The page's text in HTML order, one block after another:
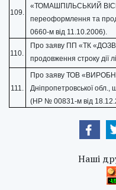
109.
«ТОМАШПІЛЬСЬКИЙ
переоформлення та
0660-м від 11.10.2006).
110.
Про заяву ПП «ТК
продовження строку дії
111.
Про заяву ТОВ
Дніпропетровської обл.,
(НР № 00831-м від
Наші